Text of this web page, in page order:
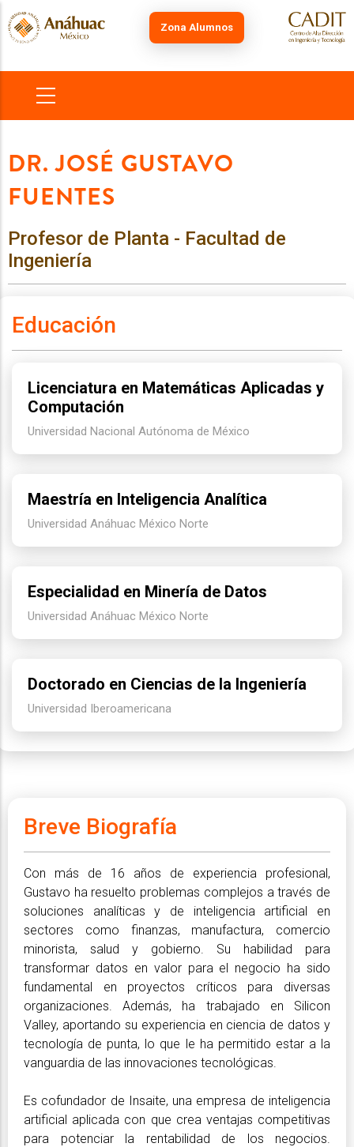
Skip
to
main
Zona Alumnos
MAIN
NAVIGATION
DR. JOSÉ GUSTAVO
FUENTES
Profesor de Planta - Facultad de
Ingeniería
Educación
Licenciatura en Matemáticas Aplicadas y
Computación
Universidad Nacional Autónoma de México
Maestría en Inteligencia Analítica
Universidad Anáhuac México Norte
Especialidad en Minería de Datos
Universidad Anáhuac México Norte
Doctorado en Ciencias de la Ingeniería
Universidad Iberoamericana
Breve Biografía
Con más de 16 años de experiencia profesional,
Gustavo ha resuelto problemas complejos a través de
soluciones analíticas y de inteligencia artificial en
sectores como finanzas, manufactura, comercio
minorista, salud y gobierno. Su habilidad para
transformar datos en valor para el negocio ha sido
fundamental en proyectos críticos para diversas
organizaciones. Además, ha trabajado en Silicon
Valley, aportando su experiencia en ciencia de datos y
tecnología de punta, lo que le ha permitido estar a la
vanguardia de las innovaciones tecnológicas.
Es cofundador de Insaite, una empresa de inteligencia
artificial aplicada con que crea ventajas competitivas
para potenciar la rentabilidad de los negocios.